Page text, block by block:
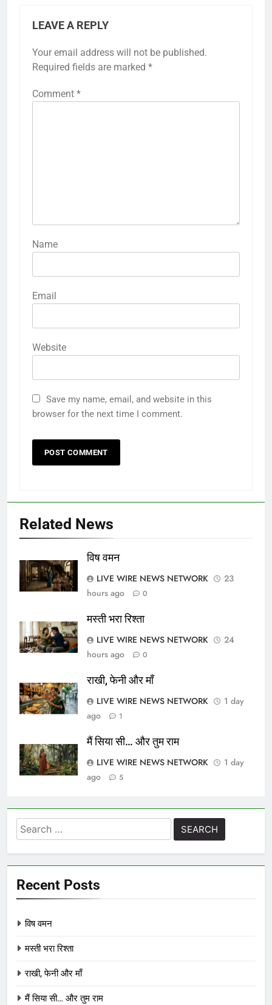
LEAVE A REPLY
Your email address will not be published.
Required fields are marked *
Comment *
Name
Email
Website
Save my name, email, and website in this
browser for the next time I comment.
Related News
विष वमन
LIVE WIRE NEWS NETWORK
23
hours ago
0
मस्ती भरा रिश्ता
LIVE WIRE NEWS NETWORK
24
hours ago
0
राखी, फेनी और माँ
LIVE WIRE NEWS NETWORK
1 day
ago
1
मैं सिया सी… और तुम राम
LIVE WIRE NEWS NETWORK
1 day
ago
5
Search
for:
Recent Posts
विष वमन
मस्ती भरा रिश्ता
राखी, फेनी और माँ
मैं सिया सी… और तुम राम